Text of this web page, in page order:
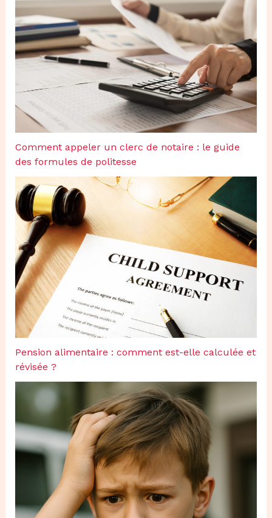
Comment appeler un clerc de notaire : le guide
des formules de politesse
Pension alimentaire : comment est-elle calculée et
révisée ?